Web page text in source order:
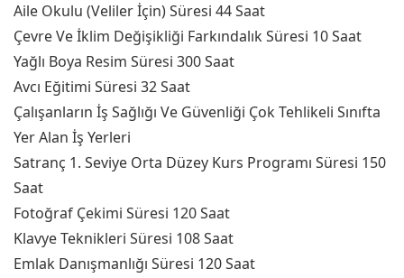
Aile Okulu (Veliler İçin) Süresi 44 Saat
Çevre Ve İklim Değişikliği Farkındalık Süresi 10 Saat
Yağlı Boya Resim Süresi 300 Saat
Avcı Eğitimi Süresi 32 Saat
Çalışanların İş Sağlığı Ve Güvenliği Çok Tehlikeli Sınıfta
Yer Alan İş Yerleri
Satranç 1. Seviye Orta Düzey Kurs Programı Süresi 150
Saat
Fotoğraf Çekimi Süresi 120 Saat
Klavye Teknikleri Süresi 108 Saat
Emlak Danışmanlığı Süresi 120 Saat